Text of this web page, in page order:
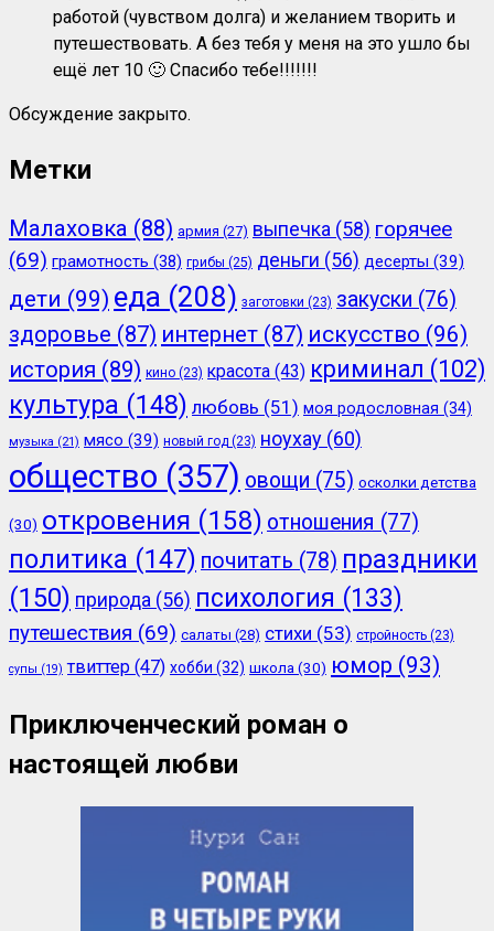
работой (чувством долга) и желанием творить и
путешествовать. А без тебя у меня на это ушло бы
ещё лет 10 🙂 Спасибо тебе!!!!!!!
Обсуждение закрыто.
Метки
Малаховка (88) армия (27) выпечка (58) горячее
(69) грамотность (38) грибы (25) деньги (56) десерты (39)
дети (99) еда (208) заготовки (23) закуски (76)
здоровье (87) интернет (87) искусство (96)
история (89) кино (23) красота (43) криминал (102)
культура (148) любовь (51) моя родословная (34)
музыка (21) мясо (39) новый год (23) ноухау (60)
общество (357) овощи (75) осколки детства
(30) откровения (158) отношения (77)
политика (147) почитать (78) праздники
(150) природа (56) психология (133)
путешествия (69) салаты (28) стихи (53) стройность (23)
супы (19) твиттер (47) хобби (32) школа (30) юмор (93)
Приключенческий роман о
настоящей любви